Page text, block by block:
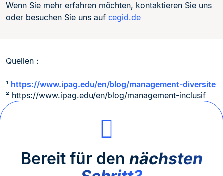
Wenn Sie mehr erfahren möchten, kontaktieren Sie uns
oder besuchen Sie uns auf cegid.de
Quellen :
¹ https://www.ipag.edu/en/blog/management-diversite
² https://www.ipag.edu/en/blog/management-inclusif
Bereit für den nächsten